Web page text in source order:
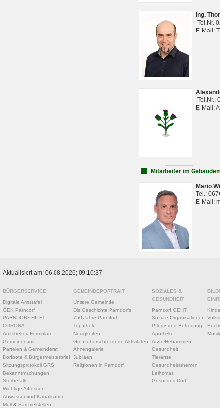
Ing.
Tel.Nr.
E-Mail:
Tel.Nr.:
E-Mail:
Mitarbeiter im
Mario
Tel.:
E-Mail:
Aktualisiert am: 06.08.2026; 09:10:37
BÜRGERSERVICE
Digitale Amtstafel
ÖEK Parndorf
PARNDORF HILFT
CORONA
Amtshelfer/ Formulare
Gemeindeamt
Parteien & Gemeinderat
Dorfbote & Bürgermeisterbrief
Sitzungsprotokoll GRS
Bekanntmachungen
Sterbefälle
Wichtige Adressen
Abwasser und Kanalisation
Müll & Sammelstellen
GEMEINDEPORTRAIT
Unsere Gemeinde
Die Geschichte Parndorfs
750 Jahre Parndorf
Topothek
Neuigkeiten
Grenzüberschreitende Aktivitäten
Ahnengalerie
Jubiläen
Religionen in Parndorf
SOZIALES &
GESUNDHEIT
Parndorf GEHT
Soziale Organisationen
Pflege und Betreuung
Apotheke
Ärzte/Hebammen
Gesundheit
Tierärzte
Gesundheitsthemen
Leihomas
Gesundes Dorf